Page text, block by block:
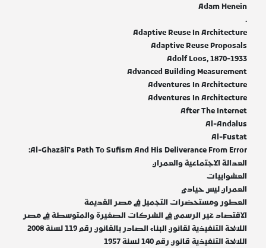
Adam Henein
.
Adaptive Reuse In Architecture
Adaptive Reuse Proposals
Adolf Loos, 1870-1933
Advanced Building Measurement
Adventures In Architecture
Adventures In Architecture
After The Internet
Al-Andalus
Al-Fustat
Al-Ghazālī's Path To Sufism And His Deliverance From Error:
العدالة الاجتماعية والعمران
العشواييات
العمران ليس حيادي
العطور ومستحضرات التجميل في مصر القديمة
الاقتصاد غير الرسمي في الشركات الصغيرة والمتوسطة في مصر
اللايحة التنفيذية لقانون البناء الصادر بالقانون رقم 119 لسنة 2008
اللايحة التنفيذية قانون رقم 140 لسنة 1957